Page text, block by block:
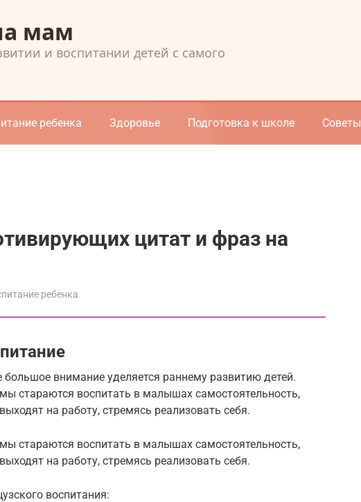
мам
и воспитании детей с самого
ребенка Здоровье Подготовка к школе Советы
цитат и фраз на
ребенка
большое внимание уделяется раннему развитию детей.
стараются воспитать в малышах самостоятельность,
на работу, стремясь реализовать себя.
стараются воспитать в малышах самостоятельность,
на работу, стремясь реализовать себя.
воспитания: